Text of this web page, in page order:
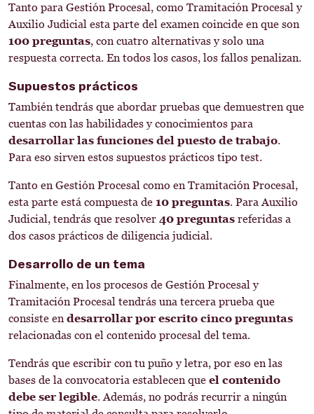
Tanto para Gestión Procesal, como Tramitación Procesal y
Auxilio Judicial esta parte del examen coincide en que son
100 preguntas, con cuatro alternativas y solo una
respuesta correcta. En todos los casos, los fallos penalizan.
Supuestos prácticos
También tendrás que abordar pruebas que demuestren que
cuentas con las habilidades y conocimientos para
desarrollar las funciones del puesto de trabajo.
Para eso sirven estos supuestos prácticos tipo test.
Tanto en Gestión Procesal como en Tramitación Procesal,
esta parte está compuesta de 10 preguntas. Para Auxilio
Judicial, tendrás que resolver 40 preguntas referidas a
dos casos prácticos de diligencia judicial.
Desarrollo de un tema
Finalmente, en los procesos de Gestión Procesal y
Tramitación Procesal tendrás una tercera prueba que
consiste en desarrollar por escrito cinco preguntas
relacionadas con el contenido procesal del tema.
Tendrás que escribir con tu puño y letra, por eso en las
bases de la convocatoria establecen que el contenido
debe ser legible. Además, no podrás recurrir a ningún